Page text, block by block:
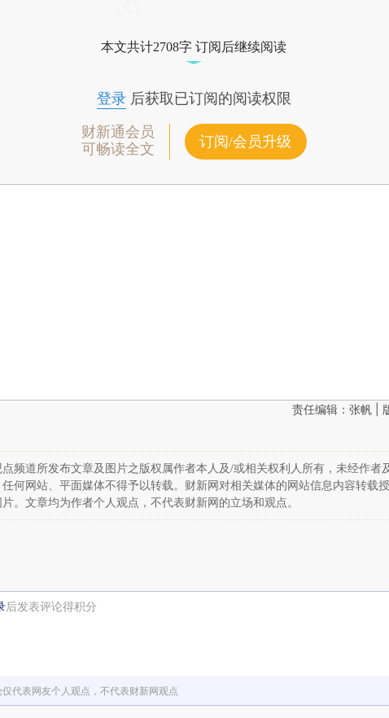
本文共计2708字 订阅后继续阅读
登录后获取已订阅的阅读权限
财新通会员
可畅读全文
订阅/会员升级
责任编辑：张帆 |
频道所发布文章及图片之版权属作者本人及/或相关权利人所有，未经作者
任何网站、平面媒体不得予以转载。财新网对相关媒体的网站信息内容转载
。文章均为作者个人观点，不代表财新网的立场和观点。
后发表评论得积分
仅代表网友个人观点，不代表财新网观点